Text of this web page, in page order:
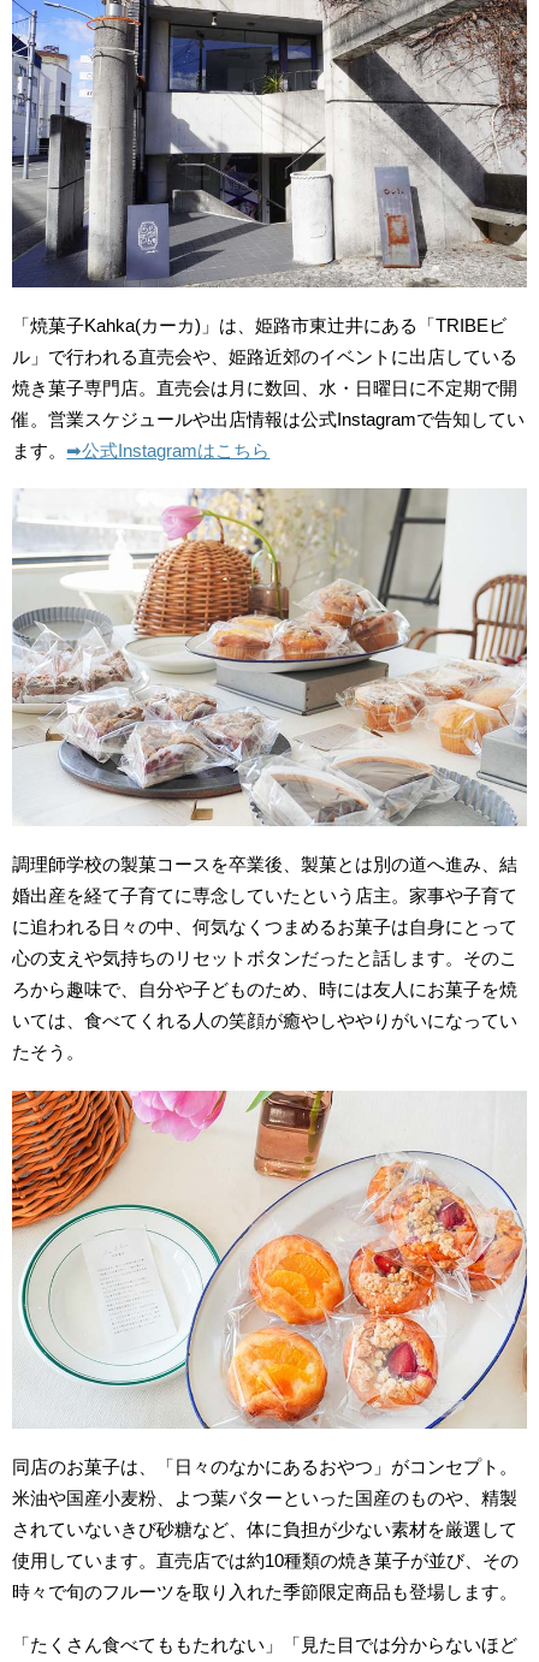
「焼菓子Kahka(カーカ)」は、姫路市東辻井にある「TRIBEビ
ル」で行われる直売会や、姫路近郊のイベントに出店している
焼き菓子専門店。直売会は月に数回、水・日曜日に不定期で開
催。営業スケジュールや出店情報は公式Instagramで告知してい
ます。➡︎公式Instagramはこちら
調理師学校の製菓コースを卒業後、製菓とは別の道へ進み、結
婚出産を経て子育てに専念していたという店主。家事や子育て
に追われる日々の中、何気なくつまめるお菓子は自身にとって
心の支えや気持ちのリセットボタンだったと話します。そのこ
ろから趣味で、自分や子どものため、時には友人にお菓子を焼
いては、食べてくれる人の笑顔が癒やしややりがいになってい
たそう。
同店のお菓子は、「日々のなかにあるおやつ」がコンセプト。
米油や国産小麦粉、よつ葉バターといった国産のものや、精製
されていないきび砂糖など、体に負担が少ない素材を厳選して
使用しています。直売店では約10種類の焼き菓子が並び、その
時々で旬のフルーツを取り入れた季節限定商品も登場します。
「たくさん食べてももたれない」「見た目では分からないほど